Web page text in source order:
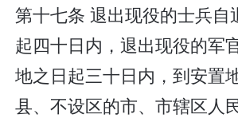
第十七条 退出现役的士兵自
起四十日内，退出现役的军
地之日起三十日内，到安置
县、不设区的市、市辖区人